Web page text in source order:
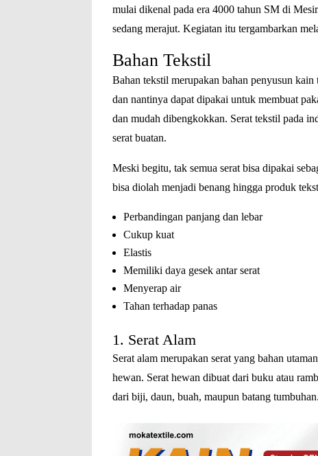
mulai dikenal pada era 4000 tahun SM di
sedang merajut. Kegiatan itu tergambarkan
Bahan Tekstil
Bahan tekstil merupakan bahan penyusun
dan nantinya dapat dipakai untuk membuat
dan mudah dibengkokkan. Serat tekstil pada
serat buatan.
Meski begitu, tak semua serat bisa dipakai
bisa diolah menjadi benang hingga produk
Perbandingan panjang dan lebar
Cukup kuat
Elastis
Memiliki daya gesek antar serat
Menyerap air
Tahan terhadap panas
1. Serat Alam
Serat alam merupakan serat yang bahan
hewan. Serat hewan dibuat dari buku atau
dari biji, daun, buah, maupun batang